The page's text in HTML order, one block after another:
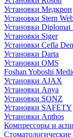
Установки Медкрон
Установки Stern
Установки Diplomat
Установки Siger
Установки Cefla
Установки Darta
Установки OMS
Foshan Yoboshi
Установки AJAX
Установки Anya
Установки SONZ
Установки SAFETY
Установки Anthos
Компрессоры и